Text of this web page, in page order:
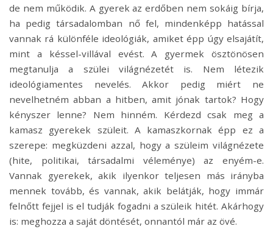
de nem működik. A gyerek az erdőben nem sokáig bírja,
ha pedig társadalomban nő fel, mindenképp hatással
vannak rá különféle ideológiák, amiket épp úgy elsajátít,
mint a késsel-villával evést. A gyermek ösztönösen
megtanulja a szülei világnézetét is. Nem létezik
ideológiamentes nevelés. Akkor pedig miért ne
nevelhetném abban a hitben, amit jónak tartok? Hogy
kényszer lenne? Nem hinném. Kérdezd csak meg a
kamasz gyerekek szüleit. A kamaszkornak épp ez a
szerepe: megküzdeni azzal, hogy a szüleim világnézete
(hite, politikai, társadalmi véleménye) az enyém-e.
Vannak gyerekek, akik ilyenkor teljesen más irányba
mennek tovább, és vannak, akik belátják, hogy immár
felnőtt fejjel is el tudják fogadni a szüleik hitét. Akárhogy
is: meghozza a saját döntését, onnantól már az övé.